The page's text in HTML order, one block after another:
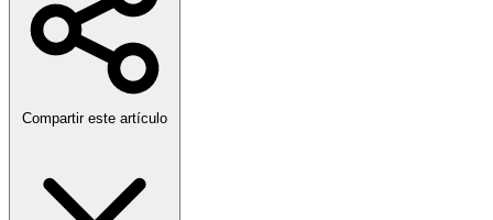
Compartir este artículo